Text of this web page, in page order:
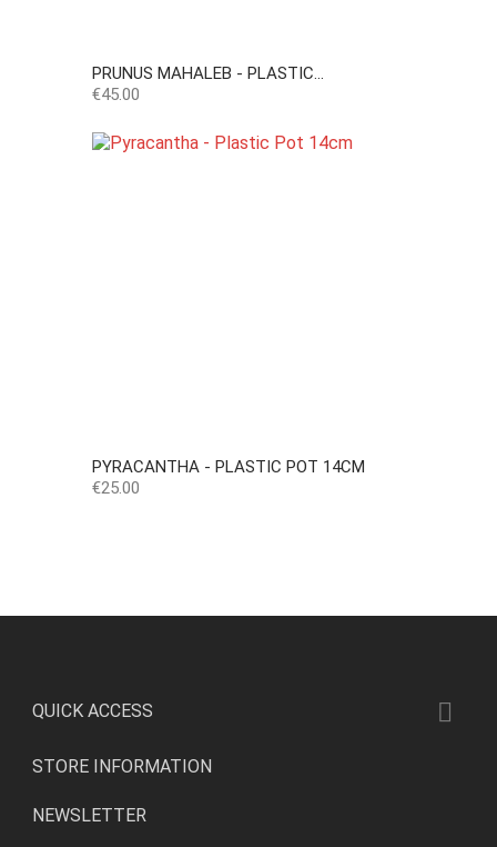
PRUNUS MAHALEB - PLASTIC...
Price
€45.00
PYRACANTHA - PLASTIC POT 14CM
Price
€25.00
QUICK ACCESS 
STORE INFORMATION
NEWSLETTER